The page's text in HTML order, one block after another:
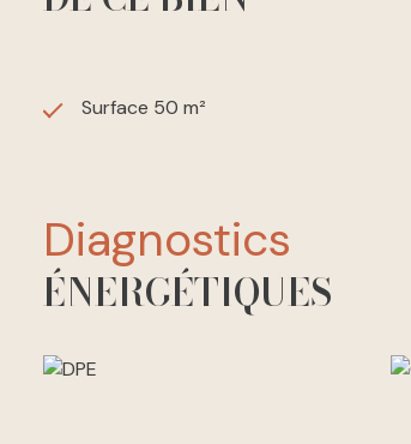
Surface 50 m²
diagnostics
ÉNERGÉTIQUES